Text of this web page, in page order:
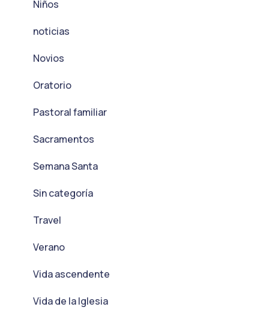
Niños
noticias
Novios
Oratorio
Pastoral familiar
Sacramentos
Semana Santa
Sin categoría
Travel
Verano
Vida ascendente
Vida de la Iglesia